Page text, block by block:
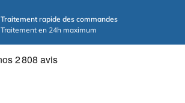
Traitement rapide des commandes
Traitement en 24h maximum